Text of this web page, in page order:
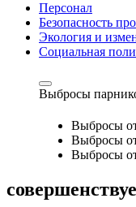
Персонал
Безопасность
Экология и
Социальная
Выбросы
Выбросы
Выбросы
Выбросы